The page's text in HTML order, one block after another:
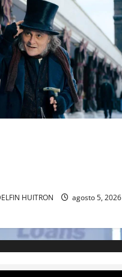
HUITRON
agosto 5, 2026